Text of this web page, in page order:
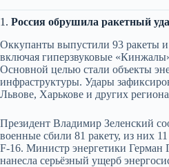
1. Россия обрушила ракетный
Оккупанты выпустили 93 ракеты и
включая гиперзвуковые
Основной целью стали объекты
инфраструктуры. Удары
Львове, Харькове и других
Президент Владимир Зеленский
военные сбили 81 ракету, из них
F-16. Министр энергетики Герман
нанесла серьёзный ущерб